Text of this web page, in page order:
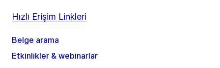
Hızlı Erişim Linkleri
Belge arama
Etkinlikler & webinarlar